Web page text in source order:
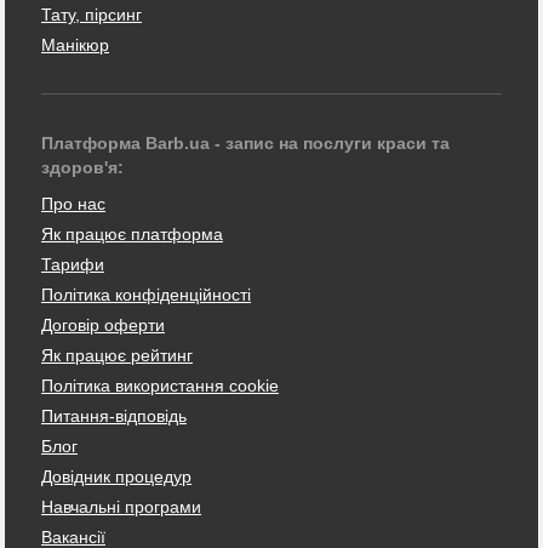
Тату, пірсинг
Манікюр
Платформа Barb.ua - запис на послуги краси та
здоров'я:
Про нас
Як працює платформа
Тарифи
Політика конфіденційності
Договір оферти
Як працює рейтинг
Політика використання cookie
Питання-відповідь
Блог
Довідник процедур
Навчальні програми
Вакансії